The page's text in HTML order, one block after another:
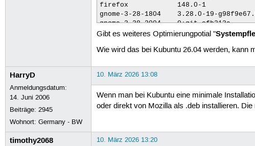
firefox            148.0-1
gnome-3-28-1804    3.28.0-19-
gnome-3-38-2004
gnome-42-2204      0+git.c1d3d69-
gtk-common-themes  0.1-81-
kf5-core22         5.116.0
mesa-2404          25.0.7-
scrcpy             3.3.4
snapd              2.73
thincast-client    1.1.687
Gibt es weiteres Optimierungpotial "
Wie wird das bei Kubuntu 26.04 werden, kann
HarryD
Anmeldungsdatum:
14. Juni 2006
Beiträge:2945
Wohnort: Germany - BW
10. März 2026 13:08
Wenn man bei Kubuntu eine minimale
oder direkt von Mozilla als .deb installieren.
timothy2068 10. März 2026 13:20